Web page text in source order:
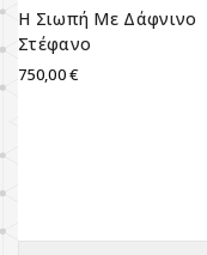
Η Σιωπή Με Δάφνινο
Στέφανο
750,00 €